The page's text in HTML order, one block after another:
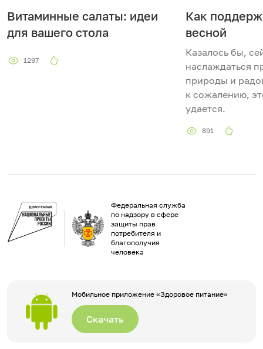
Витаминные салаты: идеи
для вашего стола
1297
Как
весной
Казалось бы,
наслаждаться
природы и
к сожалению,
удается.
891
Федеральная служба
по надзору в сфере
защиты прав
потребителя и
благополучия
человека
Мобильное приложение «Здоровое питание»
Скачать